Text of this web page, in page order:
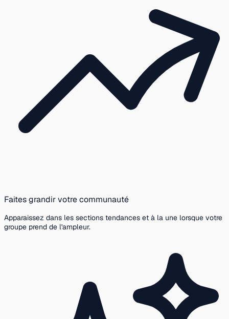
Faites grandir votre communauté
Apparaissez dans les sections tendances et à la une lorsque votre
groupe prend de l'ampleur.